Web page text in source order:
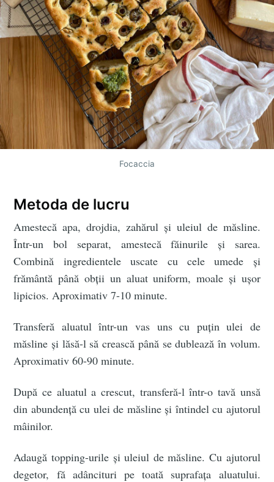
Focaccia
Metoda de lucru
Amestecă apa, drojdia, zahărul și uleiul de măsline.
Într-un bol separat, amestecă făinurile și sarea.
Combină ingredientele uscate cu cele umede și
frământă până obții un aluat uniform, moale și ușor
lipicios. Aproximativ 7-10 minute.
Transferă aluatul într-un vas uns cu puțin ulei de
măsline și lăsă-l să crească până se dublează în volum.
Aproximativ 60-90 minute.
După ce aluatul a crescut, transferă-l într-o tavă unsă
din abundență cu ulei de măsline și întindel cu ajutorul
mâinilor.
Adaugă topping-urile și uleiul de măsline. Cu ajutorul
degetor, fă adâncituri pe toată suprafața aluatului.